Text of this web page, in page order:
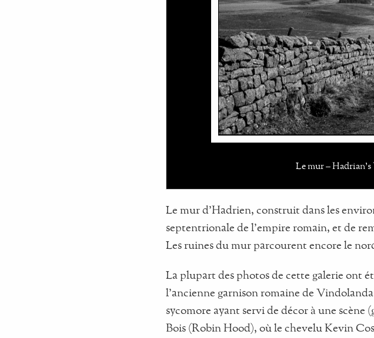
Le mur – Hadrian's
Le mur d'Hadrien, construit dans les
septentrionale de l'empire romain, et de
Les ruines du mur parcourent encore le
La plupart des photos de cette galerie ont
l'ancienne garnison romaine de
sycomore ayant servi de décor à une
Bois (Robin Hood), où le chevelu Kevin